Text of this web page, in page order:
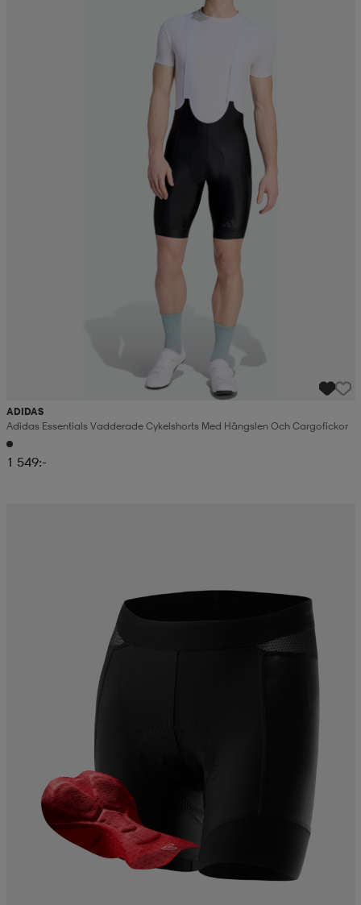
ADIDAS
Adidas Essentials Vadderade Cykelshorts Med Hängslen Och Cargofickor
1 549:-